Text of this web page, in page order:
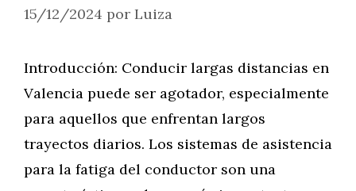
15/12/2024 por Luiza
Introducción: Conducir largas distancias en
Valencia puede ser agotador, especialmente
para aquellos que enfrentan largos
trayectos diarios. Los sistemas de asistencia
para la fatiga del conductor son una